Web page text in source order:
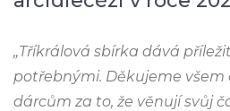
„Tříkrálová sbírka dává
potřebnými. Děkujeme
dárcům za to, že věnují svůj